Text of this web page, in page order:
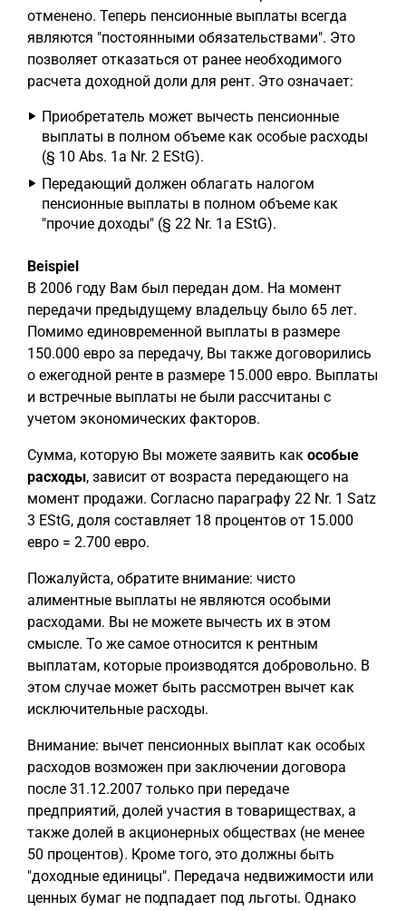
отменено. Теперь пенсионные выплаты всегда
являются "постоянными обязательствами". Это
позволяет отказаться от ранее необходимого
расчета доходной доли для рент. Это означает:
Приобретатель может вычесть пенсионные
выплаты в полном объеме как особые расходы
(§ 10 Abs. 1a Nr. 2 EStG).
Передающий должен облагать налогом
пенсионные выплаты в полном объеме как
"прочие доходы" (§ 22 Nr. 1a EStG).
Beispiel
В 2006 году Вам был передан дом. На момент
передачи предыдущему владельцу было 65 лет.
Помимо единовременной выплаты в размере
150.000 евро за передачу, Вы также договорились
о ежегодной ренте в размере 15.000 евро. Выплаты
и встречные выплаты не были рассчитаны с
учетом экономических факторов.
Сумма, которую Вы можете заявить как особые
расходы, зависит от возраста передающего на
момент продажи. Согласно параграфу 22 Nr. 1 Satz
3 EStG, доля составляет 18 процентов от 15.000
евро = 2.700 евро.
Пожалуйста, обратите внимание: чисто
алиментные выплаты не являются особыми
расходами. Вы не можете вычесть их в этом
смысле. То же самое относится к рентным
выплатам, которые производятся добровольно. В
этом случае может быть рассмотрен вычет как
исключительные расходы.
Внимание: вычет пенсионных выплат как особых
расходов возможен при заключении договора
после 31.12.2007 только при передаче
предприятий, долей участия в товариществах, а
также долей в акционерных обществах (не менее
50 процентов). Кроме того, это должны быть
"доходные единицы". Передача недвижимости или
ценных бумаг не подпадает под льготы. Однако